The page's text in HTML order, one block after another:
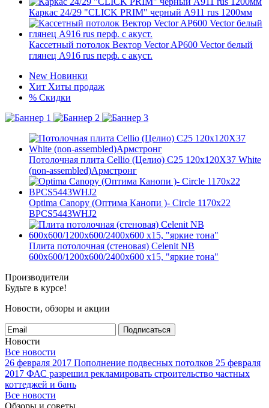
Каркас 24/29 "CLICK PRIM" черный А911 rus 1200мм
Кассетный потолок Вектор Veсtor AP600 Vector белый
глянец А916 rus перф. с акуст.
New Новинки
Хит Хиты продаж
% Скидки
Потолочная плита Cellio (Целио) C25 120x120X37 White
(non-assembled)Армстронг
Optima Canopy (Оптима Канопи )- Circle 1170x22
BPCS5443WHJ2
Плита потолочная (стеновая) Celenit NB
600x600/1200x600/2400x600 x15, "яркие тона"
Производители
Будьте в курсе!
Новости, обзоры и акции
Подписаться
Новости
Все новости
26 февраля 2017 Пополнение подвесных потолков 25 февраля
2017 ФАС разрешил рекламировать строительство частных
коттеджей и бань
Все новости
Обзоры и советы